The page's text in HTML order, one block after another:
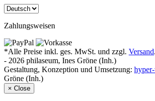
Zahlungsweisen
*Alle Preise inkl. ges. MwSt. und zzgl. Versand
- 2026 philaseum, Ines Gröne (Inh.)
Gestaltung, Konzeption und Umsetzung:
Gröne (Inh.)
× Close